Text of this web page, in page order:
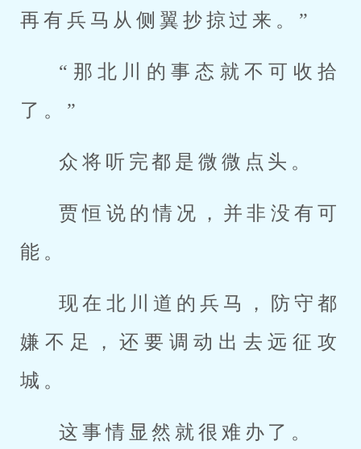
再有兵马从侧翼抄掠过来。”
“那北川的事态就不可收拾
了。”
众将听完都是微微点头。
贾恒说的情况，并非没有可
能。
现在北川道的兵马，防守都
嫌不足，还要调动出去远征攻
城。
这事情显然就很难办了。